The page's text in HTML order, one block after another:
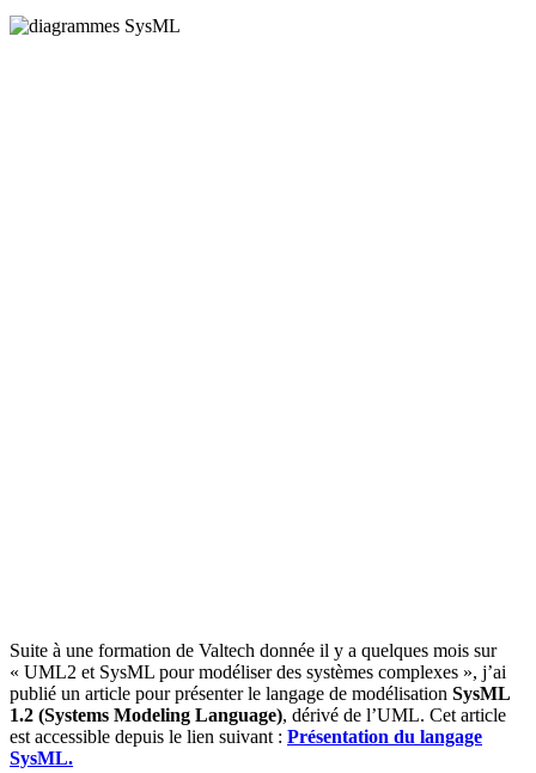
Suite à une formation de Valtech donnée il y a quelques mois sur
« UML2 et SysML pour modéliser des systèmes complexes », j’ai
publié un article pour présenter le langage de modélisation SysML
1.2 (Systems Modeling Language), dérivé de l’UML. Cet article
est accessible depuis le lien suivant : Présentation du langage
SysML.